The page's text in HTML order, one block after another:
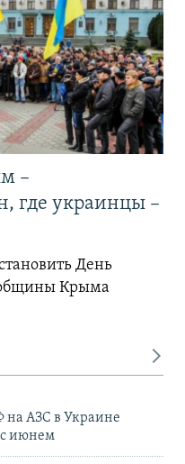
–
где украинцы –
День
Крыма
на АЗС в Украине
с июнем